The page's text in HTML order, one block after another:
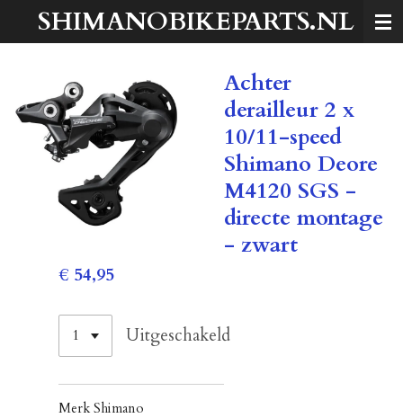
hoofdinhoud
SHIMANOBIKEPARTS.NL
Achter
derailleur 2 x
10/11-speed
Shimano Deore
M4120 SGS -
directe montage
- zwart
€ 54,95
Uitgeschakeld
Merk Shimano